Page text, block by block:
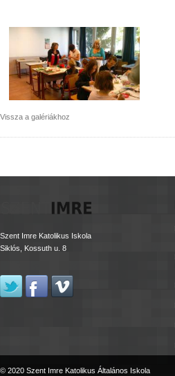
Vissza a galériákhoz
Szent Imre Katolikus Iskola
Siklós, Kossuth u. 8
© 2020 Szent Imre Katolikus Általános Iskola